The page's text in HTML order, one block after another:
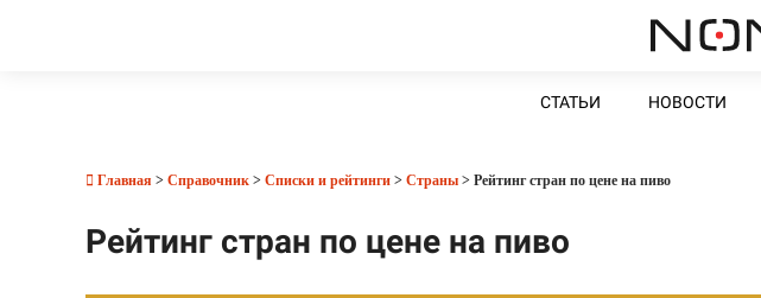
СТАТЬИ НОВОСТИ
Главная > Справочник > Списки и рейтинги > Страны > Рейтинг стран по цене на пиво
Рейтинг стран по цене на пиво